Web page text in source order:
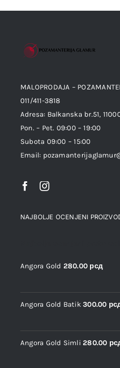
MALOPRODAJA –
011/411-3818
Adresa: Balkanska br.51,
Pon. – Pet. 09:00 – 19:00
Subota 09:00 – 15:00
Email:
NAJBOLJE OCENJENI
Angora Gold 280.00 рсд
Angora Gold Batik 300.00
Angora Gold Simli 280.00